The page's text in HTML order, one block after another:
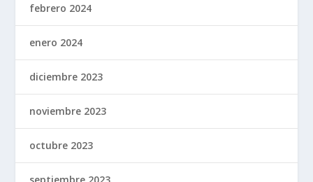
febrero 2024
enero 2024
diciembre 2023
noviembre 2023
octubre 2023